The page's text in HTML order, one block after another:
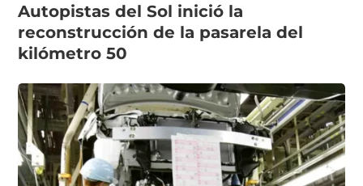
Autopistas del Sol inició la
reconstrucción de la pasarela del
kilómetro 50